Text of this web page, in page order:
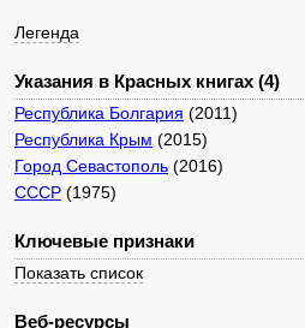
Легенда
Указания в Красных книгах (4)
Республика Болгария (2011)
Республика Крым (2015)
Город Севастополь (2016)
СССР (1975)
Ключевые признаки
Показать список
Веб-ресурсы